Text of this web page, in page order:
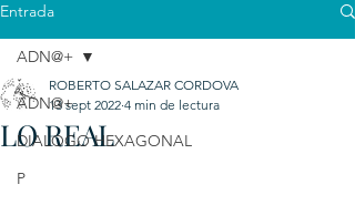
Entrada
ADN@+
DIALOGO HEXAGONAL
P
ADN@+
LO REAL
ROBERTO SALAZAR CORDOVA
13 sept 2022 4 min de lectura